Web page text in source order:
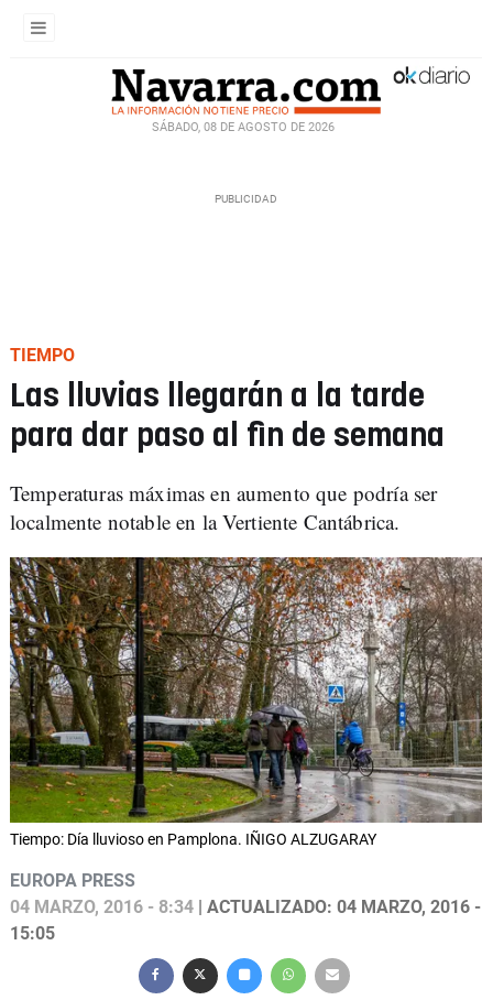
SÁBADO, 08 DE AGOSTO DE 2026
TIEMPO
Las lluvias llegarán a la tarde
para dar paso al fin de semana
Temperaturas máximas en aumento que podría ser
localmente notable en la Vertiente Cantábrica.
Tiempo: Día lluvioso en Pamplona. IÑIGO ALZUGARAY
EUROPA PRESS
04 MARZO, 2016 - 8:34 | ACTUALIZADO: 04 MARZO, 2016 -
15:05